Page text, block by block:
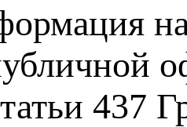
на
437